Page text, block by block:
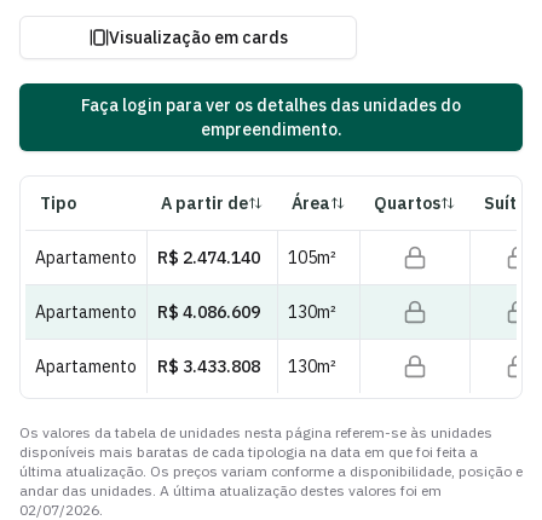
Visualização em cards
Faça login para ver os detalhes das unidades do
empreendimento.
Tipo A partir de Área Quartos Suítes
Apartamento R$ 2.474.140 105m²
Apartamento R$ 4.086.609 130m²
Apartamento R$ 3.433.808 130m²
Os valores da tabela de unidades nesta página referem-se às unidades
disponíveis mais baratas de cada tipologia na data em que foi feita a
última atualização. Os preços variam conforme a disponibilidade, posição e
andar das unidades. A última atualização destes valores foi em
02/07/2026.